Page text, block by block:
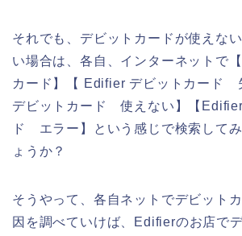
それでも、デビットカードが使えな
い場合は、各自、インターネットで
カード】【 Edifier デビットカード
デビットカード 使えない】【
ド エラー】という感じで検索して
ょうか？
そうやって、各自ネットでデビット
因を調べていけば、Edifierのお店で